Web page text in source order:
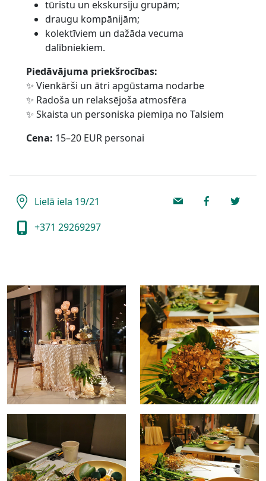
tūristu un ekskursiju grupām;
draugu kompānijām;
kolektīviem un dažāda vecuma
dalībniekiem.
Piedāvājuma priekšrocības:
✨ Vienkārši un ātri apgūstama nodarbe
✨ Radoša un relaksējoša atmosfēra
✨ Skaista un personiska piemiņa no Talsiem
Cena: 15–20 EUR personai
Lielā iela 19/21
+371 29269297